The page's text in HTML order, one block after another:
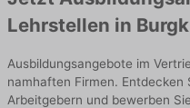
Lehrstellen in
Ausbildungsangebote im
namhaften Firmen.
Arbeitgebern und bewerben